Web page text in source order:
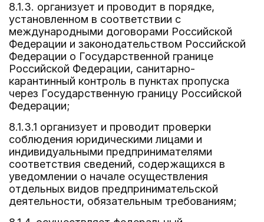
8.1.3. организует и проводит в порядке,
установленном в соответствии с
международными договорами Российской
Федерации и законодательством Российской
Федерации о Государственной границе
Российской Федерации, санитарно-
карантинный контроль в пунктах пропуска
через Государственную границу Российской
Федерации;
8.1.3.1 организует и проводит проверки
соблюдения юридическими лицами и
индивидуальными предпринимателями
соответствия сведений, содержащихся в
уведомлении о начале осуществления
отдельных видов предпринимательской
деятельности, обязательным требованиям;